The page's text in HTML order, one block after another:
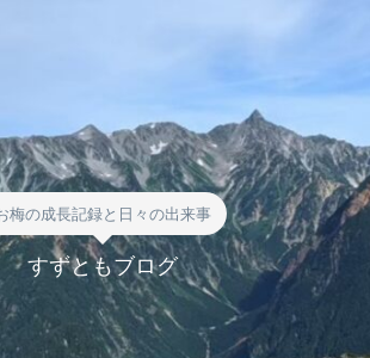
梅の成長記録と日々の出来事
すずともブログ